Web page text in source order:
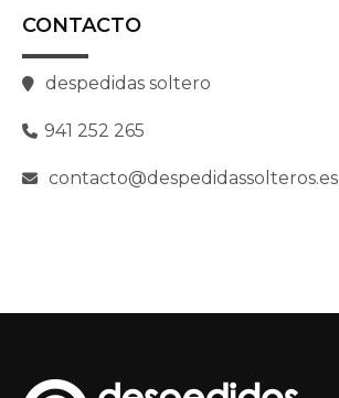
CONTACTO
despedidas soltero
941 252 265
contacto@despedidassolteros.es